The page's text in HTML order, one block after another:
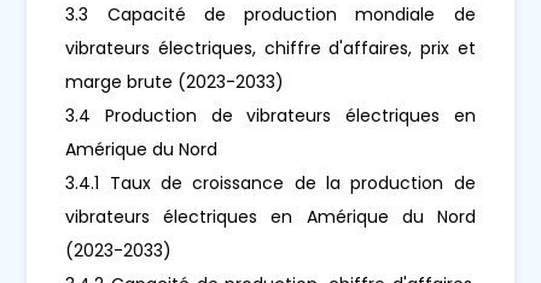
3.3 Capacité de production mondiale de
vibrateurs électriques, chiffre d'affaires, prix et
marge brute (2023-2033)
3.4 Production de vibrateurs électriques en
Amérique du Nord
3.4.1 Taux de croissance de la production de
vibrateurs électriques en Amérique du Nord
(2023-2033)